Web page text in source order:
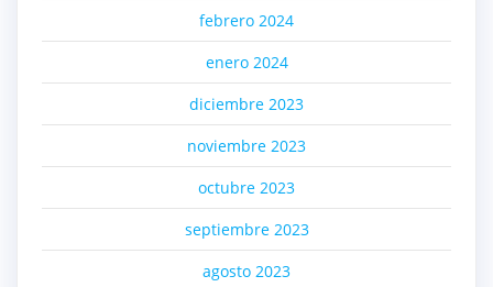
febrero 2024
enero 2024
diciembre 2023
noviembre 2023
octubre 2023
septiembre 2023
agosto 2023